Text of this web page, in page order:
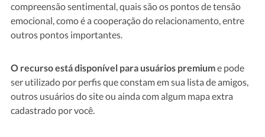
compreensão sentimental, quais são os pontos de tensão
emocional, como é a cooperação do relacionamento, entre
outros pontos importantes.
O recurso está disponível para usuários premiume pode
ser utilizado por perfis que constam em sua lista de amigos,
outros usuários do site ou ainda com algum mapa extra
cadastrado por você.